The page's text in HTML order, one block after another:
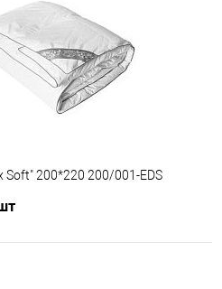
Сравнение
В наличии
Soft" 200*220 200/001-EDS